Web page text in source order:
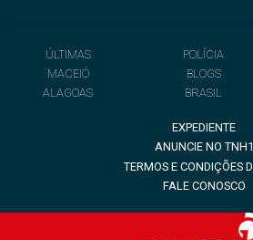
ÚLTIMAS
MACEIÓ
ALAGOAS
POLÍCIA
BLOGS
BRASIL
EXPEDIENTE
ANUNCIE NO TNH1
TERMOS E CONDIÇÕES
FALE CONOSCO